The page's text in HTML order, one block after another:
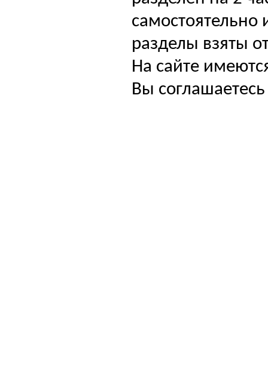
самостоятельно
разделы взяты
На сайте
Вы